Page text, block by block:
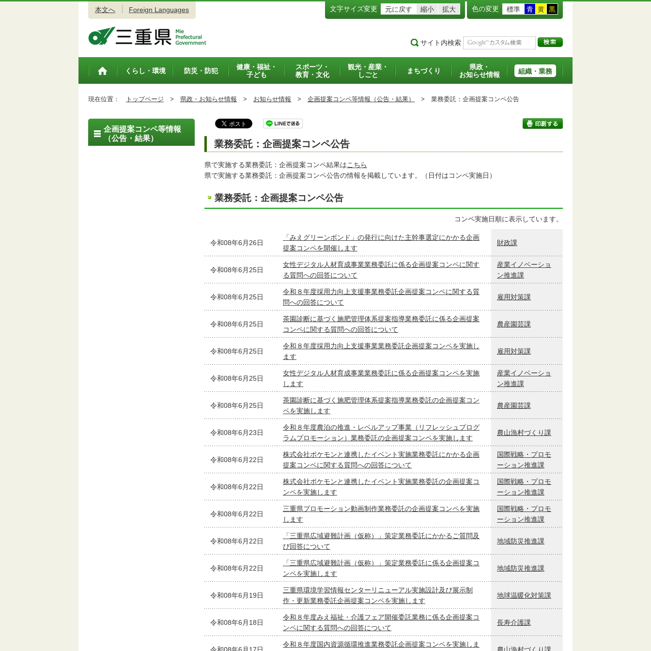
本文へ Foreign Languages 文字サイズ変更 元に戻す 縮小 拡大 色の変更 標準 青 黄 黒
サイト内検索
トップペ
くらし・環境 防災・防犯
健康・福祉・
子ども
スポーツ・
教育・文化
観光・産業・
しごと
まちづくり
県政・
お知らせ情報
組織・業務
現在位置： トップページ > 県政・お知らせ情報 > お知らせ情報 > 企画提案コンペ等情報（公告・結果） > 業務委託：企画提案コンペ公告
業務委託：企画提案コンペ公告
県で実施する業務委託：企画提案コンペ結果はこちら
県で実施する業務委託：企画提案コンペ公告の情報を掲載しています。（日付はコンペ実施日）
業務委託：企画提案コンペ公告
コンペ実施日順に表示しています。
令和08年6月26日
「みえグリーンボンド」の発行に向けた主幹事選定にかかる企画
提案コンペを開催します
財政課
令和08年6月25日
女性デジタル人材育成事業業務委託に係る企画提案コンペに関す
る質問への回答について
産業イノベーショ
ン推進課
令和08年6月25日
令和８年度採用力向上支援事業務委託企画提案コンペに関する質
問への回答について
雇用対策課
令和08年6月25日
茶園診断に基づく施肥管理体系提案指導業務委託に係る企画提案
コンペに関する質問への回答について
農産園芸課
令和08年6月25日
令和８年度採用力向上支援事業業務委託企画提案コンペを実施し
ます
雇用対策課
令和08年6月25日
女性デジタル人材育成事業業務委託に係る企画提案コンペを実施
します
産業イノベーショ
ン推進課
令和08年6月25日
茶園診断に基づく施肥管理体系提案指導業務委託の企画提案コン
ペを実施します
農産園芸課
令和08年6月23日
令和８年度農泊の推進・レベルアップ事業（リフレッシュプログ
ラムプロモーション）業務委託の企画提案コンペを実施します
農山漁村づくり課
令和08年6月22日
株式会社ポケモンと連携したイベント実施業務委託にかかる企画
提案コンペに関する質問への回答について
国際戦略・プロモ
ーション推進課
令和08年6月22日
株式会社ポケモンと連携したイベント実施業務委託の企画提案コ
ンペを実施します
国際戦略・プロモ
ーション推進課
令和08年6月22日
三重県プロモーション動画制作業務委託の企画提案コンペを実施
します
国際戦略・プロモ
ーション推進課
令和08年6月22日
「三重県広域避難計画（仮称）」策定業務委託にかかるご質問及
び回答について
地域防災推進課
令和08年6月22日
「三重県広域避難計画（仮称）」策定業務委託に係る企画提案コ
ンペを実施します
地域防災推進課
令和08年6月19日
三重県環境学習情報センターリニューアル実施設計及び展示制
作・更新業務委託企画提案コンペを実施します
地球温暖化対策課
令和08年6月18日
令和８年度みえ福祉・介護フェア開催委託業務に係る企画提案コ
ンペに関する質問への回答について
長寿介護課
令和８年度国内資源循環推進業務委託企画提案コンペを実施しま
企画提案コンペ等情報
（公告・結果）